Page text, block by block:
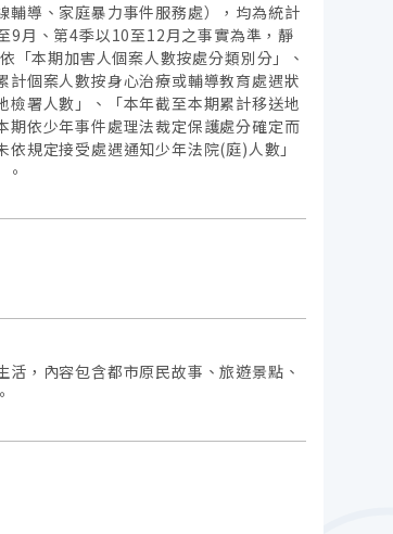
輔導、家庭暴力事件服務處），均為統計
9月、第4季以10至12月之事實為準，靜
「本期加害人個案人數按處分類別分」、
計個案人數按身心治療或輔導教育處遇狀
署人數」、「本年截至本期累計移送地
期依少年事件處理法裁定保護處分確定而
規定接受處遇通知少年法院(庭)人數」
，內容包含都市原民故事、旅遊景點、